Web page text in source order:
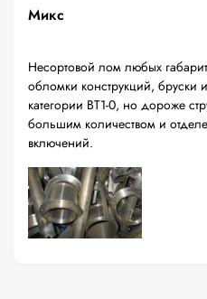
Микс
Несортовой лом любых
обломки конструкций, бруски
категории ВТ1-0, но дороже
большим количеством и
включений.